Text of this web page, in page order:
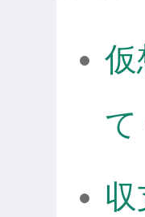
仮
て